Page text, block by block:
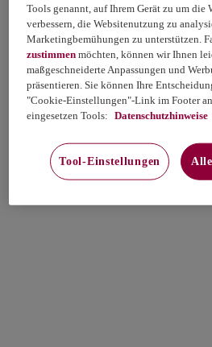
Tools genannt, auf Ihrem Gerät zu um die
verbessern, die Websitenutzung zu
Marketingbemühungen zu unterstützen.
zustimmen möchten, können wir Ihnen
maßgeschneiderte Anpassungen und
präsentieren. Sie können Ihre
"Cookie-Einstellungen"-Link im Footer
eingesetzen Tools: Datenschutzhinweise
Tool-Einstellungen